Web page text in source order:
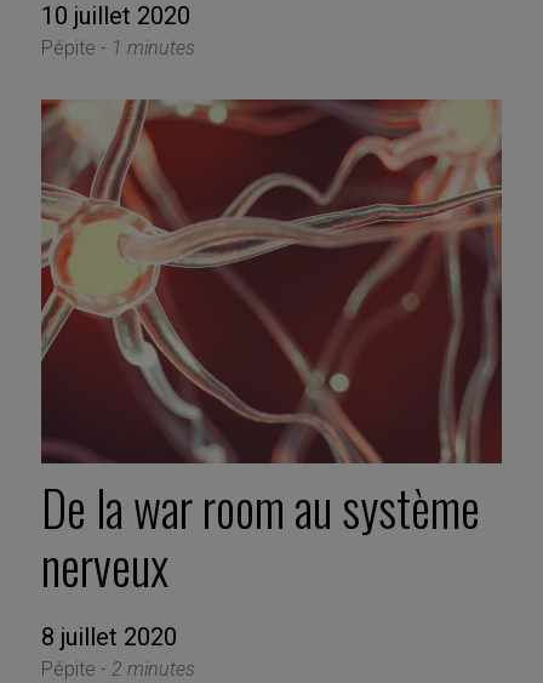
10 juillet 2020
Pépite - 1 minutes
De la war room au système
nerveux
8 juillet 2020
Pépite - 2 minutes